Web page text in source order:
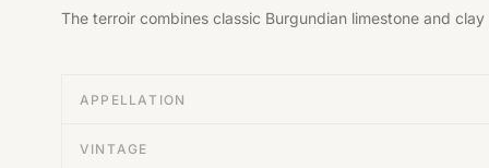
The terroir combines classic Burgundian limestone and
APPELLATION
VINTAGE